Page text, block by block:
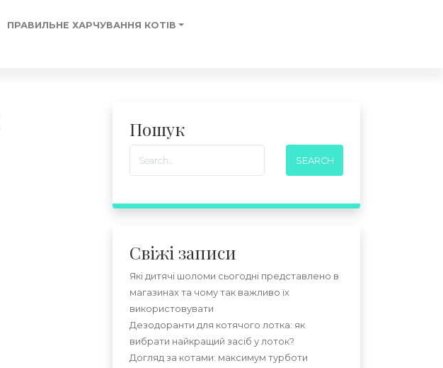
ПРАВИЛЬНЕ ХАРЧУВАННЯ КОТІВ
Пошук
Свіжі записи
Які дитячі шоломи сьогодні представлено в
магазинах та чому так важливо їх
використовувати
Дезодоранти для котячого лотка: як
вибрати найкращий засіб у лоток?
Догляд за котами: максимум турботи